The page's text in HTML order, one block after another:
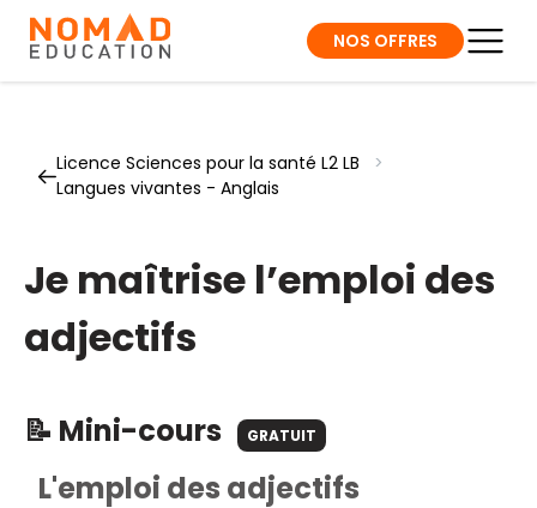
NOS OFFRES
Licence Sciences pour la santé L2 LB
>
Langues vivantes - Anglais
Je maîtrise l’emploi des
adjectifs
📝 Mini-cours GRATUIT
L'emploi des adjectifs